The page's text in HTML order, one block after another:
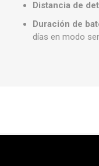
Distancia de
Duración de
días en modo